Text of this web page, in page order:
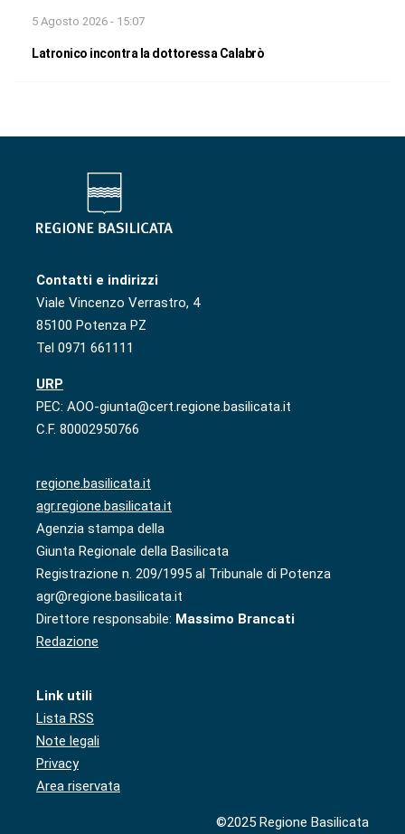
5 Agosto 2026 - 15:07
Latronico incontra la dottoressa Calabrò
Contatti e indirizzi
Viale Vincenzo Verrastro, 4
85100 Potenza PZ
Tel 0971 661111
URP
PEC: AOO-giunta@cert.regione.basilicata.it
C.F. 80002950766
regione.basilicata.it
agr.regione.basilicata.it
Agenzia stampa della
Giunta Regionale della Basilicata
Registrazione n. 209/1995 al Tribunale di Potenza
agr@regione.basilicata.it
Direttore responsabile: Massimo Brancati
Redazione
Link utili
Lista RSS
Note legali
Privacy
Area riservata
©2025 Regione Basilicata